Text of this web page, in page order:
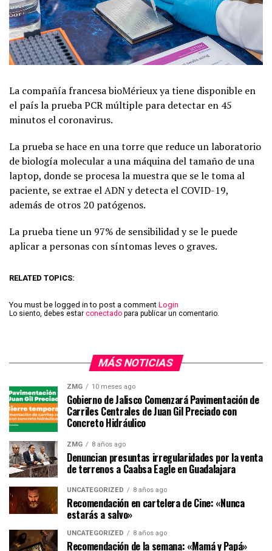
La compañía francesa bioMérieux ya tiene disponible en
el país la prueba PCR múltiple para detectar en 45
minutos el coronavirus.
La prueba se hace en una torre que reduce un laboratorio
de biología molecular a una máquina del tamaño de una
laptop, donde se procesa la muestra que se le toma al
paciente, se extrae el ADN y detecta el COVID-19,
además de otros 20 patógenos.
La prueba tiene un 97% de sensibilidad y se le puede
aplicar a personas con síntomas leves o graves.
RELATED TOPICS:
You must be logged in to post a comment Login
Lo siento, debes estar conectado para publicar un comentario.
MÁS NOTICIAS
ZMG 10 meses ago
Gobierno de Jalisco Comenzará Pavimentación de
Carriles Centrales de Juan Gil Preciado con
Concreto Hidráulico
ZMG 8 años ago
Denuncian presuntas irregularidades por la venta
de terrenos a Caabsa Eagle en Guadalajara
UNCATEGORIZED 8 años ago
Recomendación en cartelera de Cine: «Nunca
estarás a salvo»
UNCATEGORIZED 8 años ago
Recomendación de la semana: «Mamá y Papá»